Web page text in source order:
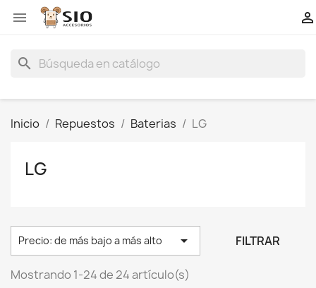
 
search
Inicio Repuestos Baterias LG
LG
Precio: de más bajo a más alto  FILTRAR
Mostrando 1-24 de 24 artículo(s)